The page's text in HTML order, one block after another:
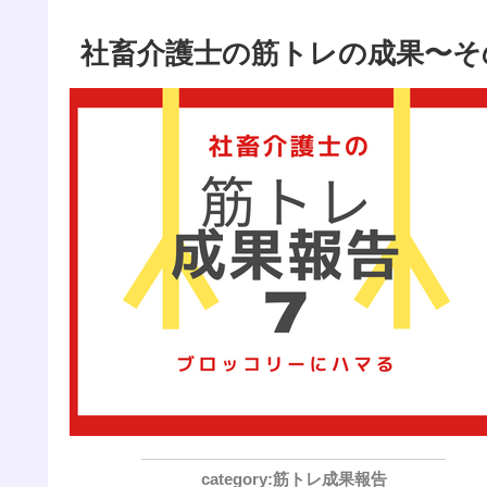
社畜介護士の筋トレの成果〜
筋トレ成果報告